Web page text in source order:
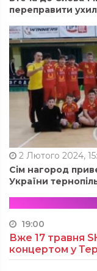
переправити
2 Лютого 2024,
Сім нагород
України
19:00
Вже 17 травня
концертом у